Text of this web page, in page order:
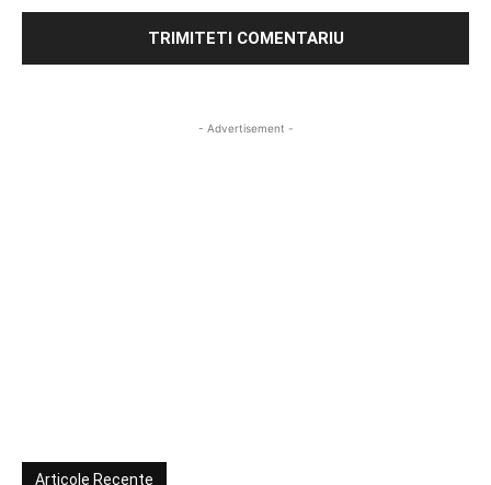
- Advertisement -
Articole Recente